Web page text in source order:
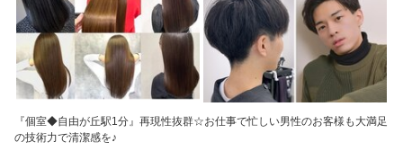
『個室◆自由が丘駅1分』再現性抜群☆お仕事で忙しい男性のお客様も大満足
の技術力で清潔感を♪